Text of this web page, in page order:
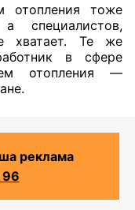
отопления тоже
специалистов,
хватает. Те же
в сфере
отопления —
реклама
96